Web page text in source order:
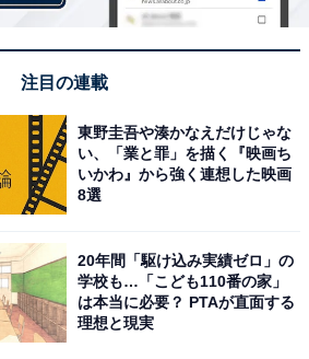
注目の連載
東野圭吾や湊かなえだけじゃな
い、「業と罪」を描く『映画ち
いかわ』から強く連想した映画
8選
20年間「駆け込み実績ゼロ」の
学校も…「こども110番の家」
は本当に必要？ PTAが直面する
理想と現実